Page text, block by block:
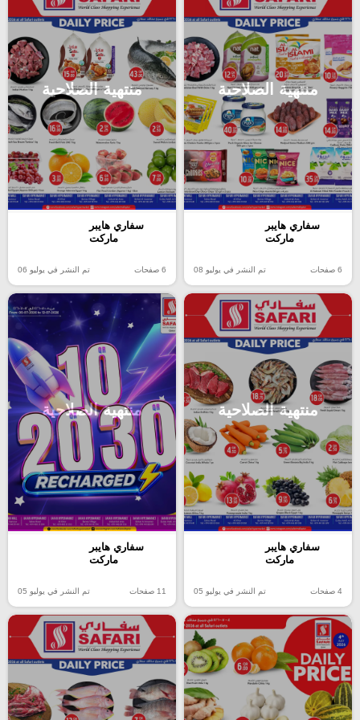
منتهية الصلاحية
سفاري هايبر
ماركت
6 صفحات تم النشر في يوليو 08
منتهية الصلاحية
سفاري هايبر
ماركت
6 صفحات تم النشر في يوليو 06
منتهية الصلاحية
سفاري هايبر
ماركت
4 صفحات تم النشر في يوليو 05
منتهية الصلاحية
سفاري هايبر
ماركت
11 صفحات تم النشر في يوليو 05